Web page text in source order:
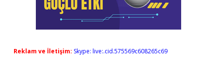
Reklam ve İletişim: Skype: live:.cid.575569c608265c69